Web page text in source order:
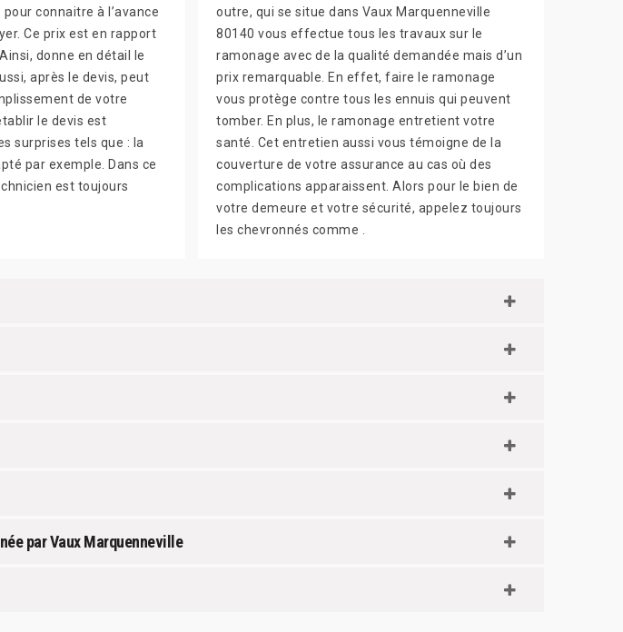
connaitre à l’avance
Ce prix est en rapport
donne en détail le
après le devis, peut
de votre
le devis est
surprises tels que : la
par exemple. Dans ce
est toujours
outre, qui se situe dans Vaux Marquenneville
80140 vous effectue tous les travaux sur le
ramonage avec de la qualité demandée mais d’un
prix remarquable. En effet, faire le ramonage
vous protège contre tous les ennuis qui peuvent
tomber. En plus, le ramonage entretient votre
santé. Cet entretien aussi vous témoigne de la
couverture de votre assurance au cas où des
complications apparaissent. Alors pour le bien de
votre demeure et votre sécurité, appelez toujours
les chevronnés comme .
par Vaux Marquenneville